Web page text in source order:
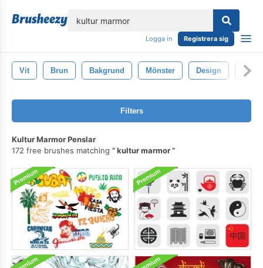
Logga in Registrera sig
Vit Brun Bakgrund Mönster Design Yta
Filters
Kultur Marmor Penslar
172 free brushes matching
kultur marmor